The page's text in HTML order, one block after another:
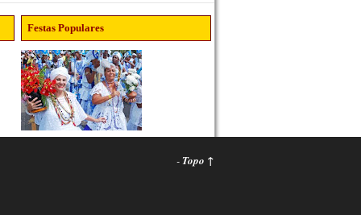
Festas Populares
- Topo ↑